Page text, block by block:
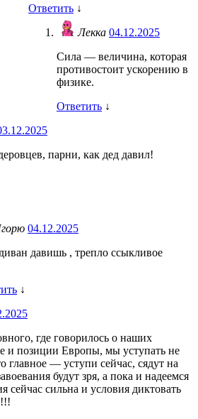
Ответить ↓
Лекка 04.12.2025
Сила — величина, которая
противостоит ускорению в
физике.
Ответить ↓
парни, как дед давил!
04.12.2025
давишь , трепло ссыкливое
↓
где говорилось о наших
и позиции Европы, мы уступать не
главное — уступи сейчас, сядут на
будут зря, а пока и надеемся
сейчас сильна и условия диктовать